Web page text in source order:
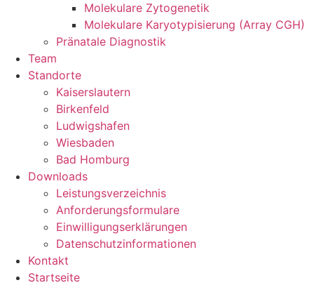
Molekulare Zytogenetik
Molekulare Karyotypisierung (Array CGH)
Pränatale Diagnostik
Team
Standorte
Kaiserslautern
Birkenfeld
Ludwigshafen
Wiesbaden
Bad Homburg
Downloads
Leistungsverzeichnis
Anforderungsformulare
Einwilligungserklärungen
Datenschutzinformationen
Kontakt
Startseite